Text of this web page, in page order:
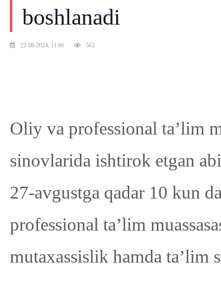
boshlanadi
22-08-2024, 11:06 563
Oliy va professional ta’lim
sinovlarida ishtirok etgan
27-avgustga qadar 10 kun
professional ta’lim
mutaxassislik hamda